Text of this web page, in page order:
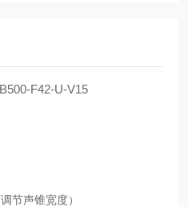
F42-U-V15
节声锥宽度）